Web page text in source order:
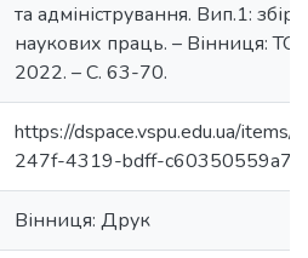
та адміністрування. Вип.1:
наукових праць. – Вінниця:
2022. – С. 63-70.
https://dspace.vspu.edu.ua/
247f-4319-bdff-c60350559a77
Вінниця: Друк